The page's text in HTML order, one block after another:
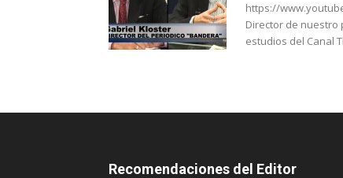
https://
Director de
estudios del Canal
Recomendaciones del Editor